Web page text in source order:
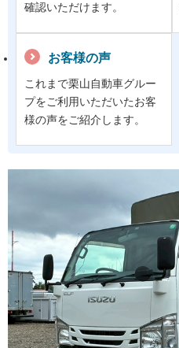
確認いただけます。
お客様の声
これまで栗山自動車グルー
プをご利用いただいたお客
様の声をご紹介します。